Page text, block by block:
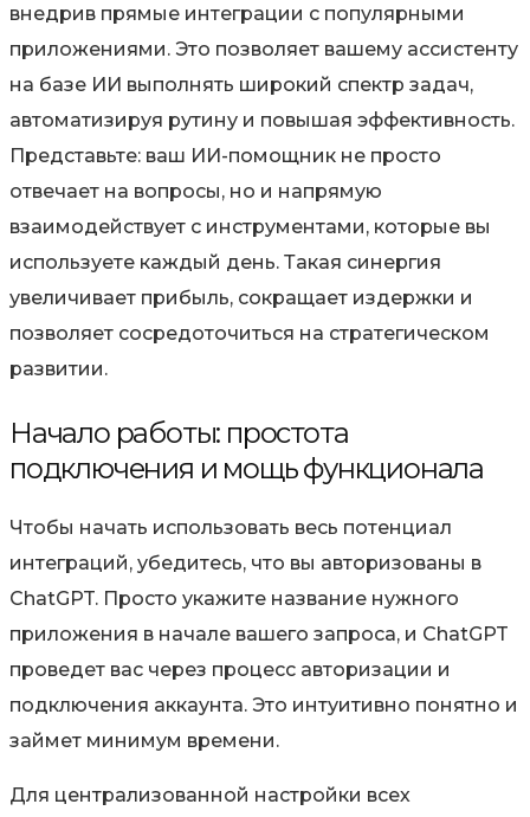
внедрив прямые интеграции с популярными
приложениями. Это позволяет вашему ассистенту
на базе ИИ выполнять широкий спектр задач,
автоматизируя рутину и повышая эффективность.
Представьте: ваш ИИ-помощник не просто
отвечает на вопросы, но и напрямую
взаимодействует с инструментами, которые вы
используете каждый день. Такая синергия
увеличивает прибыль, сокращает издержки и
позволяет сосредоточиться на стратегическом
развитии.
Начало работы: простота
подключения и мощь функционала
Чтобы начать использовать весь потенциал
интеграций, убедитесь, что вы авторизованы в
ChatGPT. Просто укажите название нужного
приложения в начале вашего запроса, и ChatGPT
проведет вас через процесс авторизации и
подключения аккаунта. Это интуитивно понятно и
займет минимум времени.
Для централизованной настройки всех